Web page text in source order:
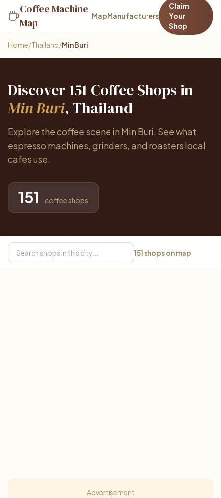
Coffee Machine
Map
MapManufacturers
Claim
Your
Shop
Home/Thailand/Min Buri
Discover 151 Coffee Shops in
Min Buri, Thailand
Explore the coffee scene in Min Buri. See what
espresso machines, grinders, and roasters local
cafes use.
151 coffee shops
151 shops on map
Advertisement